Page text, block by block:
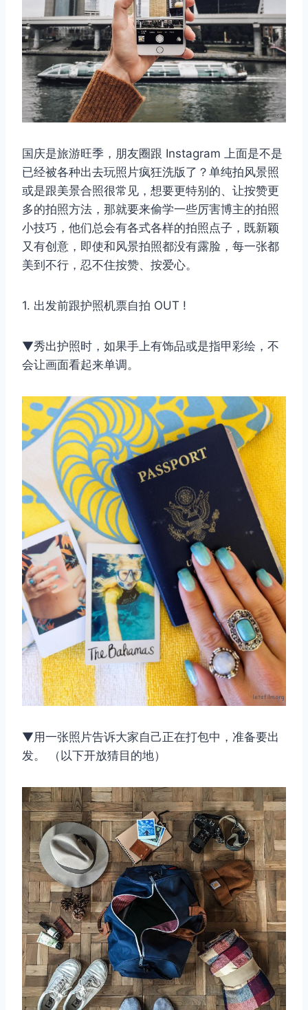
国庆是旅游旺季，朋友圈跟 Instagram 上面是不是
已经被各种出去玩照片疯狂洗版了？单纯拍风景照
或是跟美景合照很常见，想要更特别的、让按赞更
多的拍照方法，那就要来偷学一些厉害博主的拍照
小技巧，他们总会有各式各样的拍照点子，既新颖
又有创意，即使和风景拍照都没有露脸，每一张都
美到不行，忍不住按赞、按爱心。
1. 出发前跟护照机票自拍 OUT !
▼秀出护照时，如果手上有饰品或是指甲彩绘，不
会让画面看起来单调。
▼用一张照片告诉大家自己正在打包中，准备要出
发。 （以下开放猜目的地）